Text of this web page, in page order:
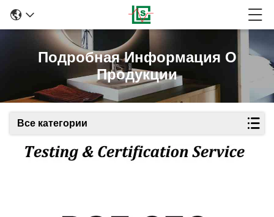
Подробная Информация О
Продукции
Все категории